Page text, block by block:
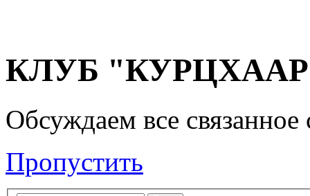
КЛУБ "КУРЦХААР"
Обсуждаем все
Пропустить